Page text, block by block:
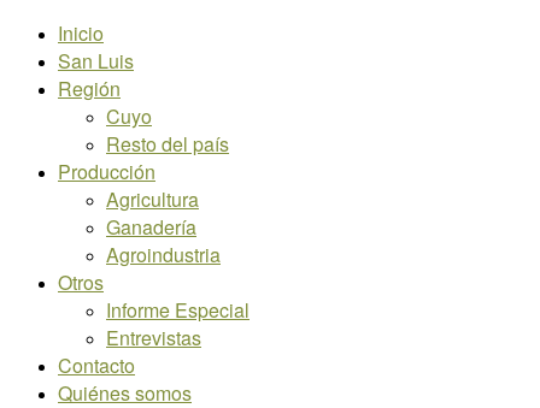
Inicio
San Luis
Región
Cuyo
Resto del país
Producción
Agricultura
Ganadería
Agroindustria
Otros
Informe Especial
Entrevistas
Contacto
Quiénes somos